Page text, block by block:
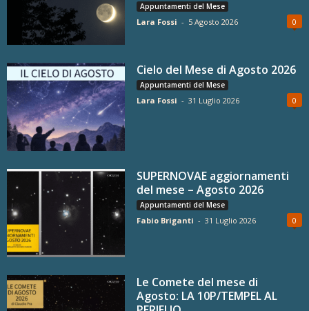
Appuntamenti del Mese
Lara Fossi - 5 Agosto 2026 0
Cielo del Mese di Agosto 2026
Appuntamenti del Mese
Lara Fossi - 31 Luglio 2026 0
SUPERNOVAE aggiornamenti
del mese – Agosto 2026
Appuntamenti del Mese
Fabio Briganti - 31 Luglio 2026 0
Le Comete del mese di
Agosto: LA 10P/TEMPEL AL